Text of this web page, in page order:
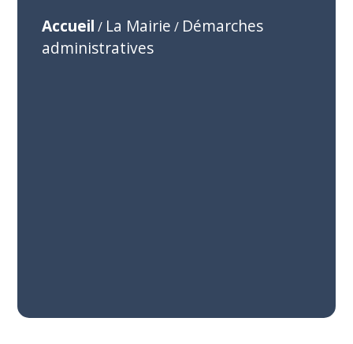
Accueil / La Mairie / Démarches
administratives